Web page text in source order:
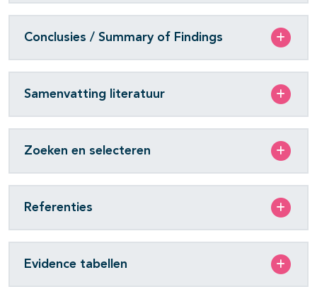
Conclusies / Summary of Findings
Samenvatting literatuur
Zoeken en selecteren
Referenties
Evidence tabellen